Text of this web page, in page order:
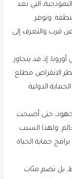
التي تُعد
وتوفر
قرب والتعرف إلى
أوروبا، إذ قد يتجاوز
تعرض لخطر الانقراض مطلع
الدولية
حتى أصبحت
ولهذا السبب
برامج حماية الحياة
بل تضم مئات